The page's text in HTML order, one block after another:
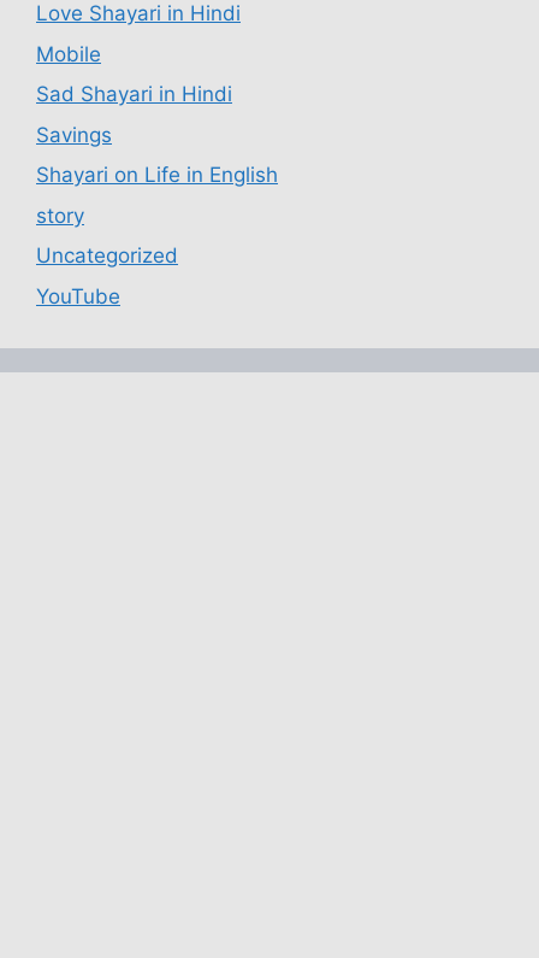
Love Shayari in Hindi
Mobile
Sad Shayari in Hindi
Savings
Shayari on Life in English
story
Uncategorized
YouTube